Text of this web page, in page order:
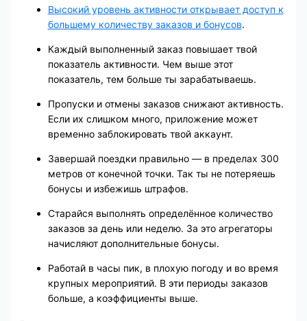
Высокий уровень активности открывает доступ к
большему количеству заказов и бонусов.
Каждый выполненный заказ повышает твой
показатель активности. Чем выше этот
показатель, тем больше ты зарабатываешь.
Пропуски и отмены заказов снижают активность.
Если их слишком много, приложение может
временно заблокировать твой аккаунт.
Завершай поездки правильно — в пределах 300
метров от конечной точки. Так ты не потеряешь
бонусы и избежишь штрафов.
Старайся выполнять определённое количество
заказов за день или неделю. За это агрегаторы
начисляют дополнительные бонусы.
Работай в часы пик, в плохую погоду и во время
крупных мероприятий. В эти периоды заказов
больше, а коэффициенты выше.